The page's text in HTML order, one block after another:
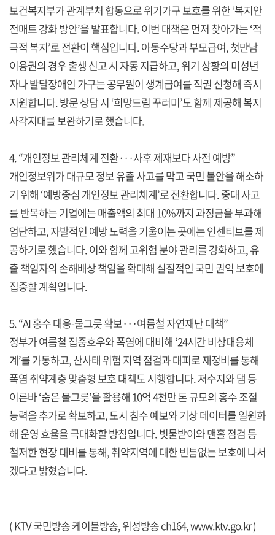
보건복지부가 관계부처 합동으로 위기가구 보호를 위한 ‘복지안
전매트 강화 방안’을 발표합니다. 이번 대책은 먼저 찾아가는 ‘적
극적 복지’로 전환이 핵심입니다. 아동수당과 부모급여, 첫만남
이용권의 경우 출생 신고 시 자동 지급하고, 위기 상황의 미성년
자나 발달장애인 가구는 공무원이 생계급여를 직권 신청해 즉시
지원합니다. 방문 상담 시 ‘희망드림 꾸러미’도 함께 제공해 복지
사각지대를 보완하기로 했습니다.
4. “개인정보 관리체계 전환···사후 제재보다 사전 예방”
개인정보위가 대규모 정보 유출 사고를 막고 국민 불안을 해소하
기 위해 ‘예방중심 개인정보 관리체계’로 전환합니다. 중대 사고
를 반복하는 기업에는 매출액의 최대 10%까지 과징금을 부과해
엄단하고, 자발적인 예방 노력을 기울이는 곳에는 인센티브를 제
공하기로 했습니다. 이와 함께 고위험 분야 관리를 강화하고, 유
출 책임자의 손해배상 책임을 확대해 실질적인 국민 권익 보호에
집중할 계획입니다.
5. “AI 홍수 대응-물그릇 확보···여름철 자연재난 대책”
정부가 여름철 집중호우와 폭염에 대비해 ‘24시간 비상대응체
계’를 가동하고, 산사태 위험 지역 점검과 대피로 재정비를 통해
폭염 취약계층 맞춤형 보호 대책도 시행합니다. 저수지와 댐 등
이른바 ‘숨은 물그릇’을 활용해 10억 4천만 톤 규모의 홍수 조절
능력을 추가로 확보하고, 도시 침수 예보와 기상 데이터를 일원화
해 운영 효율을 극대화할 방침입니다. 빗물받이와 맨홀 점검 등
철저한 현장 대비를 통해, 취약지역에 대한 빈틈없는 보호에 나서
겠다고 밝혔습니다.
( KTV 국민방송 케이블방송, 위성방송 ch164,www.ktv.go.kr)